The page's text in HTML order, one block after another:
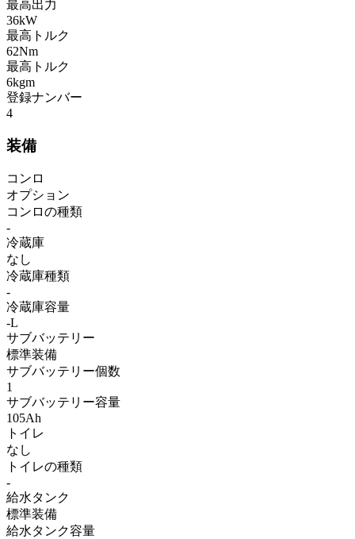
最高出力
36kW
最高トルク
62Nm
最高トルク
6kgm
登録ナンバー
4
装備
コンロ
オプション
コンロの種類
-
冷蔵庫
なし
冷蔵庫種類
-
冷蔵庫容量
-L
サブバッテリー
標準装備
サブバッテリー個数
1
サブバッテリー容量
105Ah
トイレ
なし
トイレの種類
-
給水タンク
標準装備
給水タンク容量